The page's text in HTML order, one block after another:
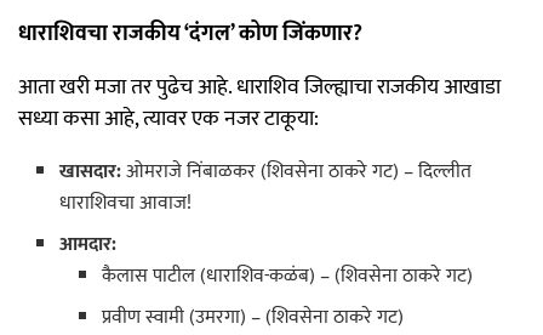
धाराशिवचा राजकीय ‘दंगल’ कोण जिंकणार?
आता खरी मजा तर पुढेच आहे. धाराशिव जिल्ह्याचा राजकीय आखाडा
सध्या कसा आहे, त्यावर एक नजर टाकूया:
खासदार:ओमराजे निंबाळकर (शिवसेना ठाकरे गट) – दिल्लीत
धाराशिवचा आवाज!
आमदार:
कैलास पाटील (धाराशिव-कळंब) – (शिवसेना ठाकरे गट)
प्रवीण स्वामी (उमरगा) – (शिवसेना ठाकरे गट)